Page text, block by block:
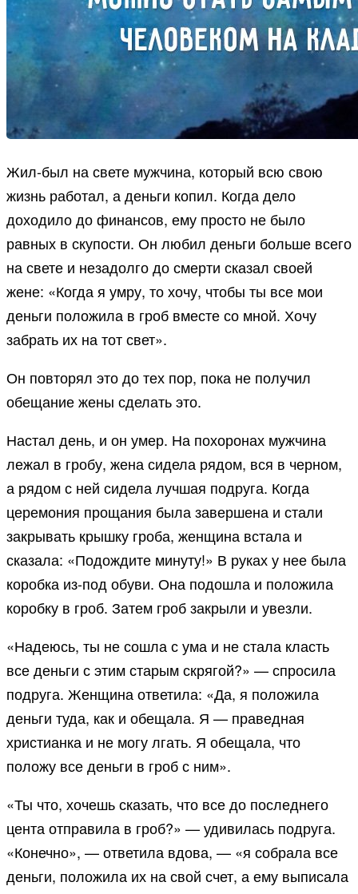
Жил-был на свете мужчина, который всю свою
жизнь работал, а деньги копил. Когда дело
доходило до финансов, ему просто не было
равных в скупости. Он любил деньги больше всего
на свете и незадолго до смерти сказал своей
жене: «Когда я умру, то хочу, чтобы ты все мои
деньги положила в гроб вместе со мной. Хочу
забрать их на тот свет».
Он повторял это до тех пор, пока не получил
обещание жены сделать это.
Настал день, и он умер. На похоронах мужчина
лежал в гробу, жена сидела рядом, вся в черном,
а рядом с ней сидела лучшая подруга. Когда
церемония прощания была завершена и стали
закрывать крышку гроба, женщина встала и
сказала: «Подождите минуту!» В руках у нее была
коробка из-под обуви. Она подошла и положила
коробку в гроб. Затем гроб закрыли и увезли.
«Надеюсь, ты не сошла с ума и не стала класть
все деньги с этим старым скрягой?» — спросила
подруга. Женщина ответила: «Да, я положила
деньги туда, как и обещала. Я — праведная
христианка и не могу лгать. Я обещала, что
положу все деньги в гроб с ним».
«Ты что, хочешь сказать, что все до последнего
цента отправила в гроб?» — удивилась подруга.
«Конечно», — ответила вдова, — «я собрала все
деньги, положила их на свой счет, а ему выписала